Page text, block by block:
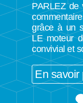
PARLEZ de
grâce à un
LE moteur
convivial et
En savoir